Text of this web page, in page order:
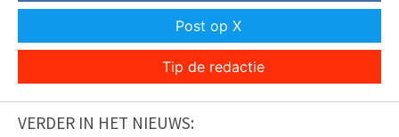
Post op X
Tip de redactie
VERDER IN HET NIEUWS: